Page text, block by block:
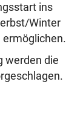
ins
Winter
ermöglichen.
werden die